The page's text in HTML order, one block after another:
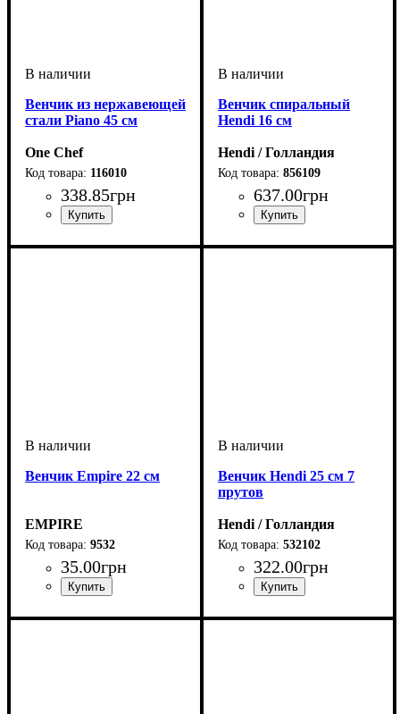
Венчик из нержавеющей
стали Piano 45 см
One Chef
116010
338.85грн
Венчик спиральный
Hendi 16 см
Hendi / Голландия
856109
637.00грн
Венчик Empire 22 см
EMPIRE
9532
35.00грн
Венчик Hendi 25 см 7
прутов
Hendi / Голландия
532102
322.00грн